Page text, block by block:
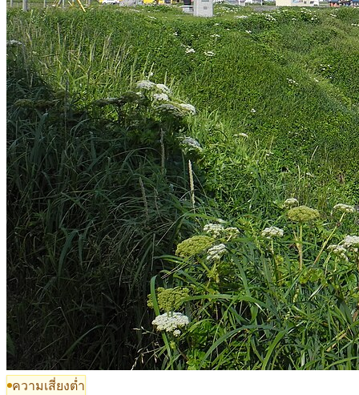
ความเสี่ยงต่ำ